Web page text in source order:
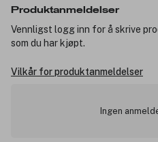
Produktanmeldelser
Vennligst logg inn for å skrive
som du har kjøpt.
Vilkår for produktanmeldelser
Ingen